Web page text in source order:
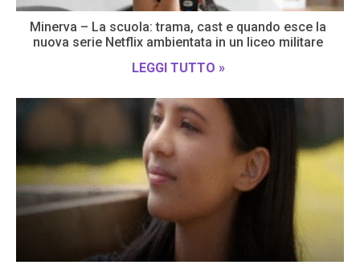
Minerva – La scuola: trama, cast e quando esce la
nuova serie Netflix ambientata in un liceo militare
LEGGI TUTTO »